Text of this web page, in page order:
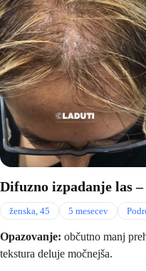
Difuzno izpadanje las
ženska, 45 5 mesecev
Opazovanje: občutno manj
tekstura deluje močnejša.